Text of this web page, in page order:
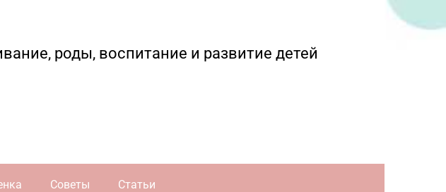
роды, воспитание и развитие детей
Советы Статьи